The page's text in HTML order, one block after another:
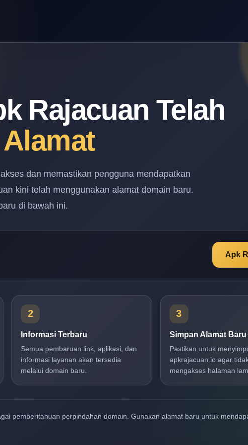
Rajacuan Telah
dan memastikan pengguna mendapatkan
kini telah menggunakan alamat domain baru.
di bawah ini.
Apk
2
Informasi Terbaru
Semua pembaruan link, aplikasi, dan
informasi layanan akan tersedia
melalui domain baru.
3
Simpan Alamat Baru
Pastikan untuk
apkrajacuan.io agar
mengakses halaman
pemberitahuan perpindahan domain. Gunakan alamat baru untuk